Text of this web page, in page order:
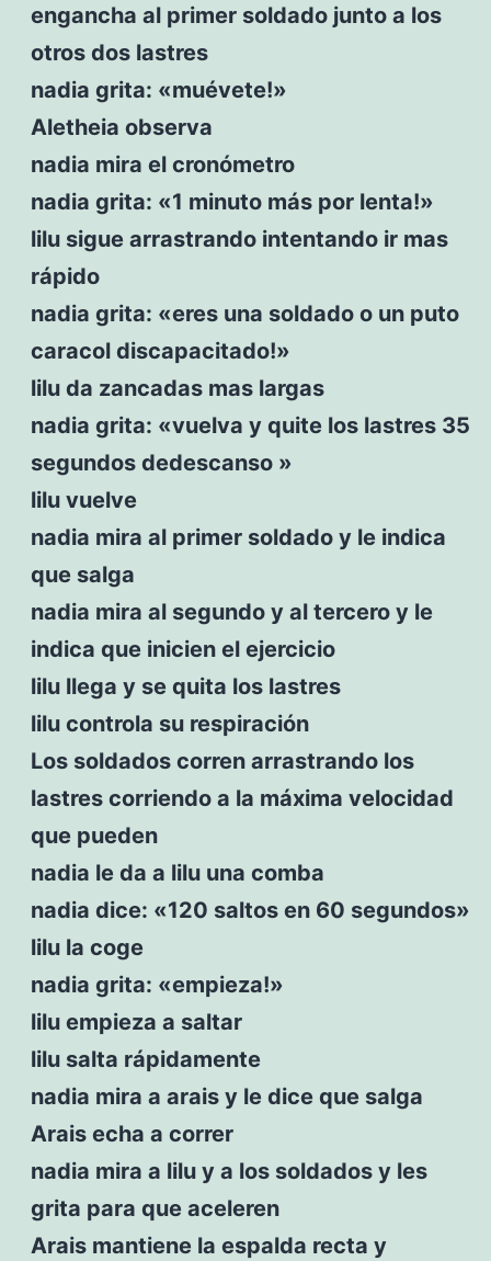
engancha al primer soldado junto a los
otros dos lastres
nadia grita: «muévete!»
Aletheia observa
nadia mira el cronómetro
nadia grita: «1 minuto más por lenta!»
lilu sigue arrastrando intentando ir mas
rápido
nadia grita: «eres una soldado o un puto
caracol discapacitado!»
lilu da zancadas mas largas
nadia grita: «vuelva y quite los lastres 35
segundos dedescanso »
lilu vuelve
nadia mira al primer soldado y le indica
que salga
nadia mira al segundo y al tercero y le
indica que inicien el ejercicio
lilu llega y se quita los lastres
lilu controla su respiración
Los soldados corren arrastrando los
lastres corriendo a la máxima velocidad
que pueden
nadia le da a lilu una comba
nadia dice: «120 saltos en 60 segundos»
lilu la coge
nadia grita: «empieza!»
lilu empieza a saltar
lilu salta rápidamente
nadia mira a arais y le dice que salga
Arais echa a correr
nadia mira a lilu y a los soldados y les
grita para que aceleren
Arais mantiene la espalda recta y